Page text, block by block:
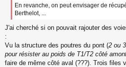
En revanche, on peut envisager de
Berthelot, ...
J'ai cherché si on pouvait rajouter des
:
Vu la structure des poutres du pont (2 ou
pour résister au poids de T1/T2 côté
faire de même côté aval (???). Trois files